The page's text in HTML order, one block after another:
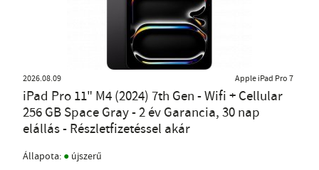
2026.08.09 Apple iPad Pro 7
iPad Pro 11" M4 (2024) 7th Gen - Wifi + Cellular
256 GB Space Gray - 2 év Garancia, 30 nap
elállás - Részletfizetéssel akár
Állapota: ● újszerű